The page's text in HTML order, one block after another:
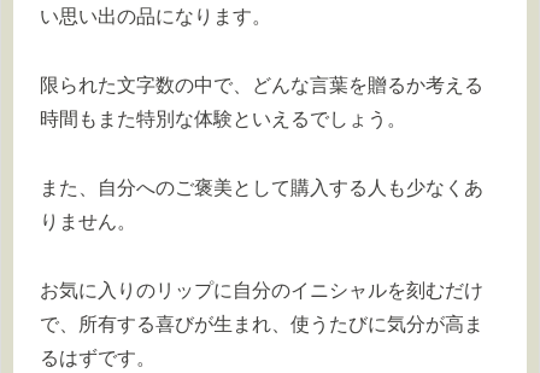
い思い出の品になります。
限られた文字数の中で、どんな言葉を贈るか考える
時間もまた特別な体験といえるでしょう。
また、自分へのご褒美として購入する人も少なくあ
りません。
お気に入りのリップに自分のイニシャルを刻むだけ
で、所有する喜びが生まれ、使うたびに気分が高ま
るはずです。